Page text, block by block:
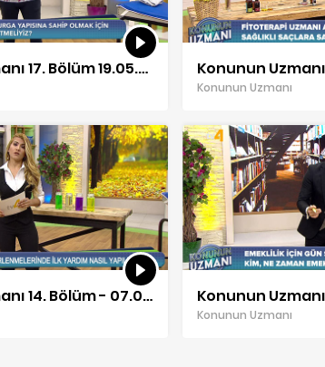
Konunun Uzmanı 17. Bölüm 19.05.2022
Konunun Uzmanı
Konunun Uzmanı 14. Bölüm - 07.04.2022
Konunun Uzmanı